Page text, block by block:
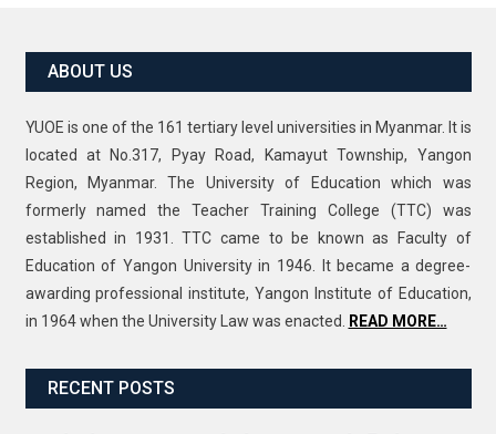
ABOUT US
YUOE is one of the 161 tertiary level universities in Myanmar. It is
located at No.317, Pyay Road, Kamayut Township, Yangon
Region, Myanmar. The University of Education which was
formerly named the Teacher Training College (TTC) was
established in 1931. TTC came to be known as Faculty of
Education of Yangon University in 1946. It became a degree-
awarding professional institute, Yangon Institute of Education,
in 1964 when the University Law was enacted.
READ MORE…
RECENT POSTS